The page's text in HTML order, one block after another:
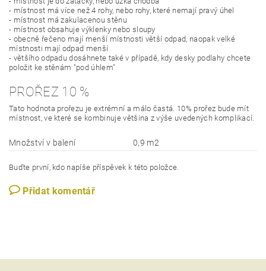
- místnost má více než 4 rohy, nebo rohy, které nemají pravý úhel
- místnost má zakulacenou stěnu
- místnost obsahuje výklenky nebo sloupy
- obecně řečeno mají menší místnosti větší odpad, naopak velké
místnosti mají odpad menší
- většího odpadu dosáhnete také v případě, kdy desky podlahy chcete
položit ke stěnám "pod úhlem"
PROŘEZ 10 %
Tato hodnota prořezu je extrémní a málo častá. 10% prořez bude mít
místnost, ve které se kombinuje většina z výše uvedených komplikací.
Množství v balení 0,9 m2
Buďte první, kdo napíše příspěvek k této položce.
Přidat komentář